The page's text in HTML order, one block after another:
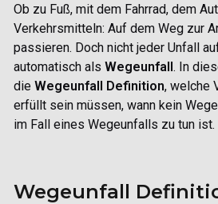
Ob zu Fuß, mit dem Fahrrad, dem
Verkehrsmitteln: Auf dem Weg zur
passieren. Doch nicht jeder Unfall
automatisch als Wegeunfall. In
die Wegeunfall Definition, welche
erfüllt sein müssen, wann kein
im Fall eines Wegeunfalls zu tun ist.
Wegeunfall